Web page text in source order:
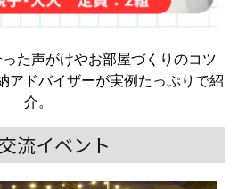
た声がけやお部屋づくりのコツ
アドバイザーが実例たっぷりで紹
介。
流イベント